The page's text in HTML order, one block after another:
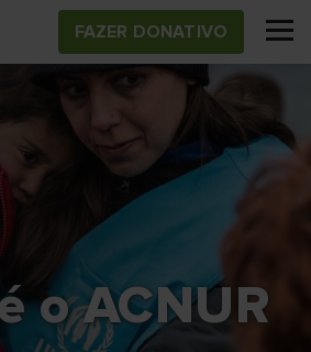
FAZER DONATIVO
o ACNUR